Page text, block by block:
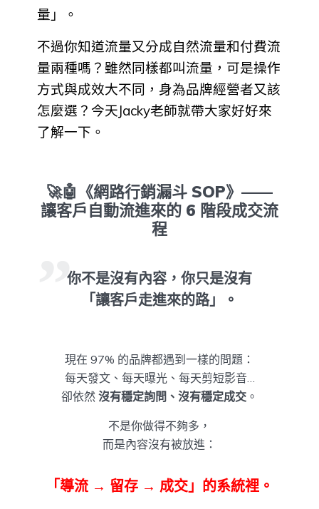
量」。
不過你知道流量又分成自然流量和付費流
量兩種嗎？雖然同樣都叫流量，可是操作
方式與成效大不同，身為品牌經營者又該
怎麼選？今天Jacky老師就帶大家好好來
了解一下。
🚀🤖《網路行銷漏斗 SOP》——
讓客戶自動流進來的 6 階段成交流
程
你不是沒有內容，你只是沒有
「讓客戶走進來的路」。
現在 97% 的品牌都遇到一樣的問題：
每天發文、每天曝光、每天剪短影音…
卻依然 沒有穩定詢問、沒有穩定成交 。
不是你做得不夠多，
而是內容沒有被放進：
「導流 → 留存 → 成交」的系統裡。